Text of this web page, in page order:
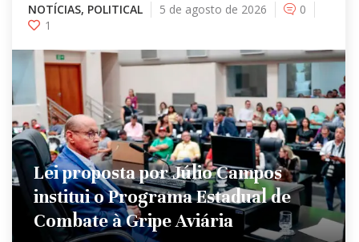
NOTÍCIAS, POLITICAL 5 de agosto de 2026
0
1
Lei proposta por Júlio Campos
institui o Programa Estadual de
Combate à Gripe Aviária